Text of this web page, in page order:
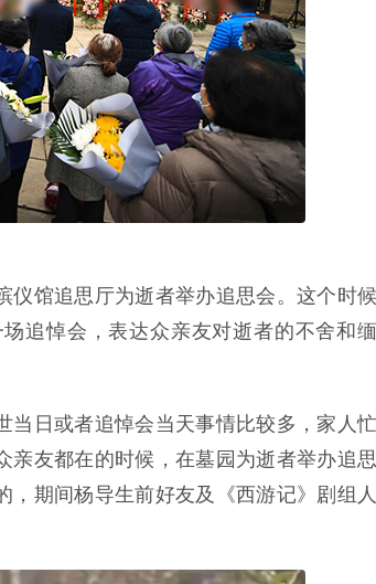
仪馆追思厅为逝者举办追思会。这个时候
追悼会，表达众亲友对逝者的不舍和缅
当日或者追悼会当天事情比较多，家人忙
亲友都在的时候，在墓园为逝者举办追思
，期间杨导生前好友及《西游记》剧组人